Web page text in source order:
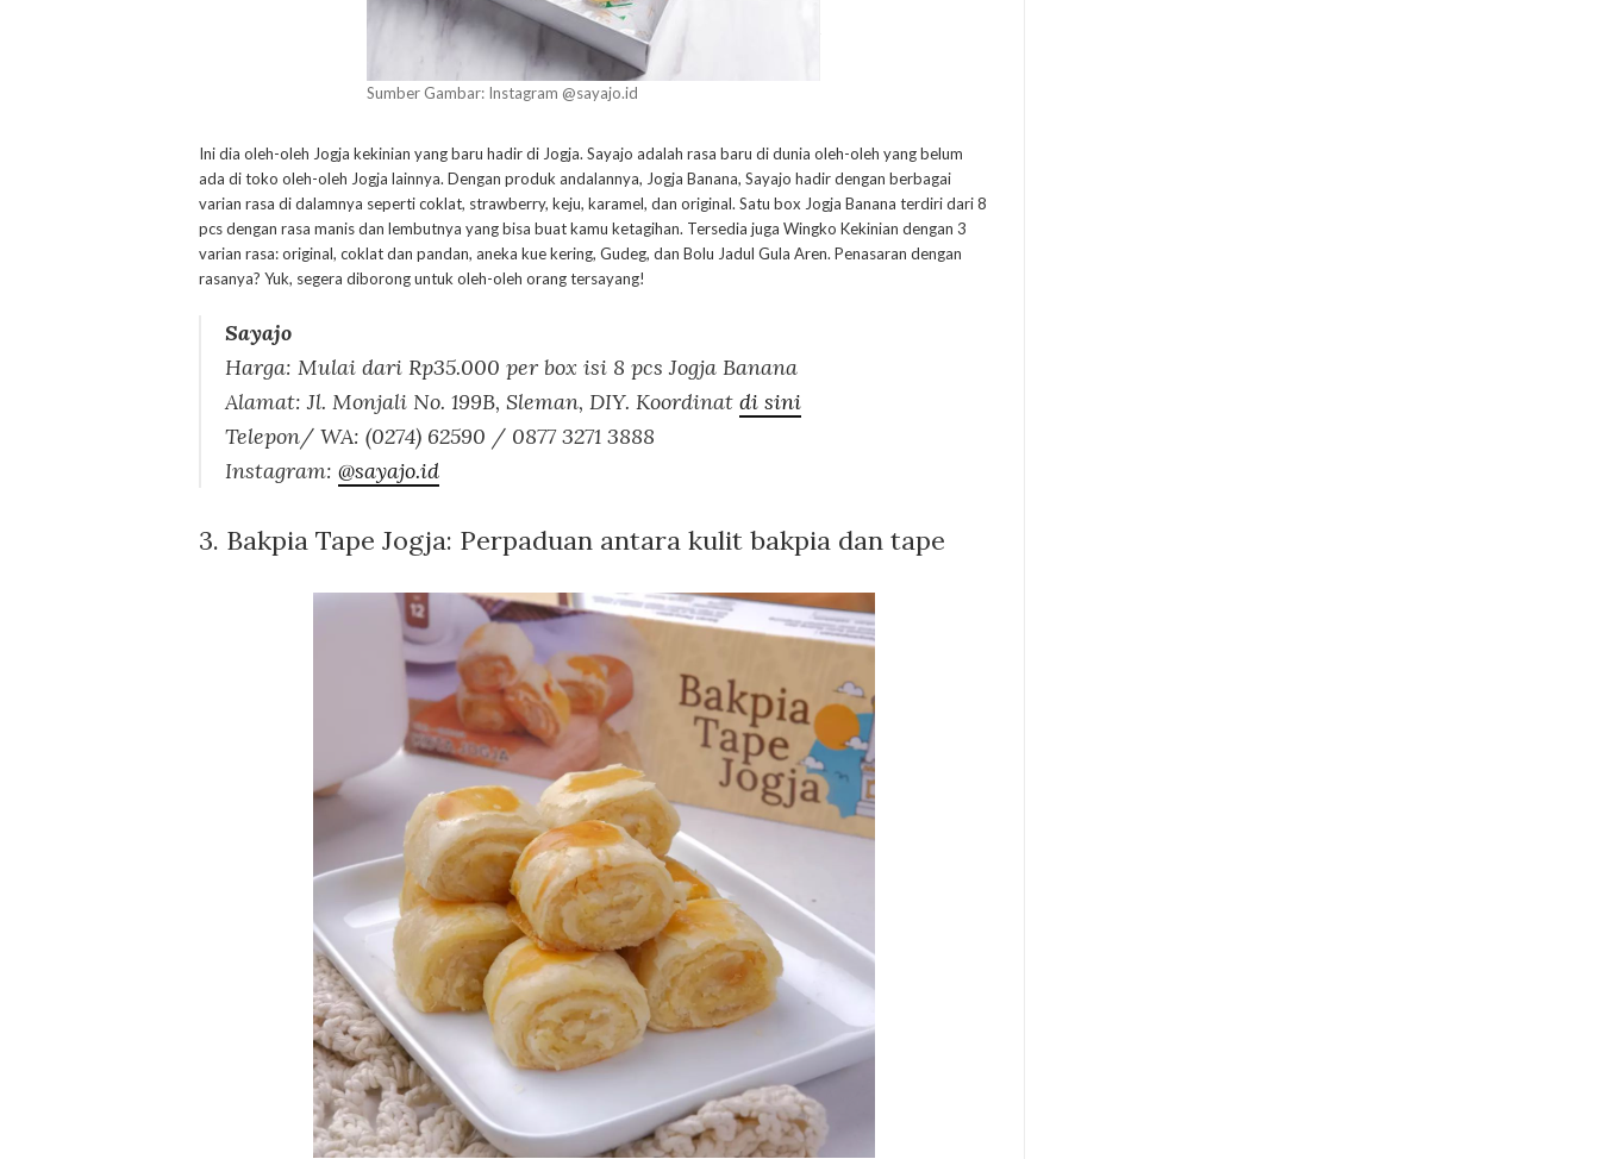
Sumber Gambar: Instagram @sayajo.id
Ini dia oleh-oleh Jogja kekinian yang baru hadir di Jogja. Sayajo adalah rasa baru di dunia oleh-oleh yang belum
ada di toko oleh-oleh Jogja lainnya. Dengan produk andalannya, Jogja Banana, Sayajo hadir dengan berbagai
varian rasa di dalamnya seperti coklat, strawberry, keju, karamel, dan original. Satu box Jogja Banana terdiri dari 8
pcs dengan rasa manis dan lembutnya yang bisa buat kamu ketagihan. Tersedia juga Wingko Kekinian dengan 3
varian rasa: original, coklat dan pandan, aneka kue kering, Gudeg, dan Bolu Jadul Gula Aren. Penasaran dengan
rasanya? Yuk, segera diborong untuk oleh-oleh orang tersayang!
Sayajo
Harga: Mulai dari Rp35.000 per box isi 8 pcs Jogja Banana
Alamat: Jl. Monjali No. 199B, Sleman, DIY. Koordinat di sini
Telepon/ WA: (0274) 62590 / 0877 3271 3888
Instagram: @sayajo.id
3. Bakpia Tape Jogja: Perpaduan antara kulit bakpia dan tape